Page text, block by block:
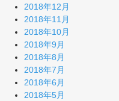
2018年12月
2018年11月
2018年10月
2018年9月
2018年8月
2018年7月
2018年6月
2018年5月